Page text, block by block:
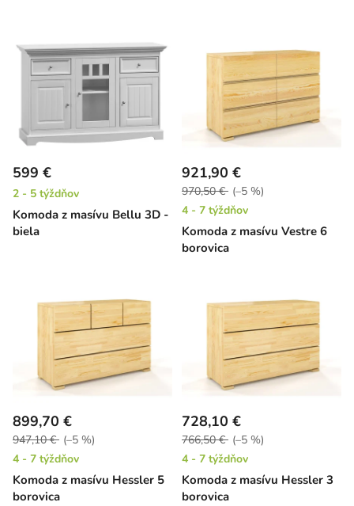
Komoda z masívu Bellu 3D -
biela
599 €
2 - 5 týždňov
Komoda z masívu Vestre 6
borovica
921,90 €
970,50 € (–5 %)
4 - 7 týždňov
Komoda z masívu Hessler 5
borovica
899,70 €
947,10 € (–5 %)
4 - 7 týždňov
Komoda z masívu Hessler 3
borovica
728,10 €
766,50 € (–5 %)
4 - 7 týždňov